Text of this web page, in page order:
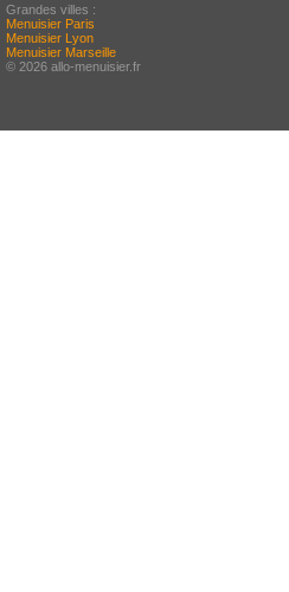
Grandes villes :
Menuisier Paris
Menuisier Lyon
Menuisier Marseille
© 2026 allo-menuisier.fr